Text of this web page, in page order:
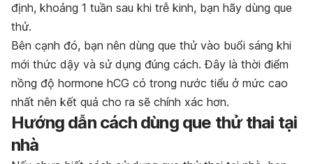
định, khoảng 1 tuần sau khi trễ kinh, bạn hãy dùng que
thử.
Bên cạnh đó, bạn nên dùng que thử vào buổi sáng khi
mới thức dậy và sử dụng đúng cách. Đây là thời điểm
nồng độ hormone hCG có trong nước tiểu ở mức cao
nhất nên kết quả cho ra sẽ chính xác hơn.
Hướng dẫn cách dùng que thử thai tại
nhà